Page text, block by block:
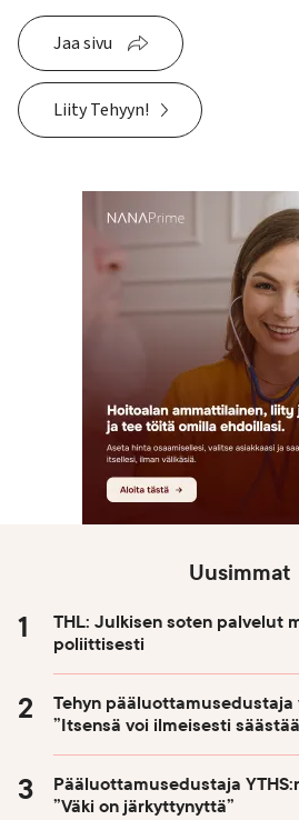
Jaa sivu
Liity Tehyyn!
Uusimmat
THL: Julkisen soten palvelut
poliittisesti
Tehyn
”Itsensä voi ilmeisesti
Pääluottamusedustaja
”Väki on järkyttynyttä”